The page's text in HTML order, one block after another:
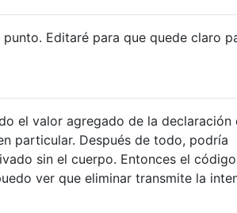
Editaré para que quede claro
el valor agregado de la declaración
particular. Después de todo, podría
sin el cuerpo. Entonces el código
ver que eliminar transmite la